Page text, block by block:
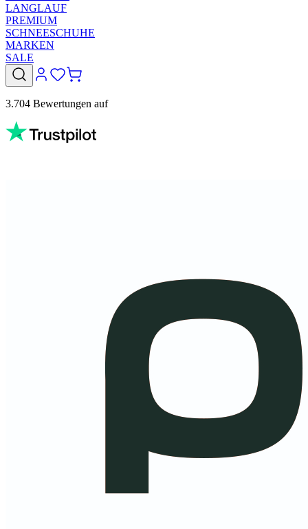
LANGLAUF
PREMIUM
SCHNEESCHUHE
MARKEN
SALE
3.704 Bewertungen auf